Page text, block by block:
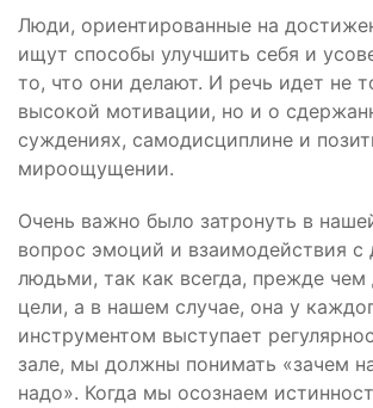
Люди, ориентированные на
ищут способы улучшить себя и
то, что они делают. И речь идет не
высокой мотивации, но и о
суждениях, самодисциплине и
мироощущении.
Очень важно было затронуть в
вопрос эмоций и взаимодействия с
людьми, так как всегда, прежде чем
цели, а в нашем случае, она у
инструментом выступает
зале, мы должны понимать «зачем
надо». Когда мы осознаем